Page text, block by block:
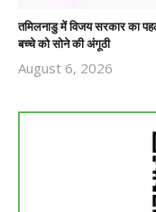
तमिलनाडु में विजय सरकार का
बच्चे को सोने की अंगूठी
August 6, 2026